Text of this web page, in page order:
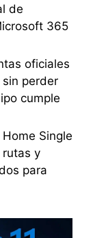
de
365
oficiales
perder
cumple
Single
y
para